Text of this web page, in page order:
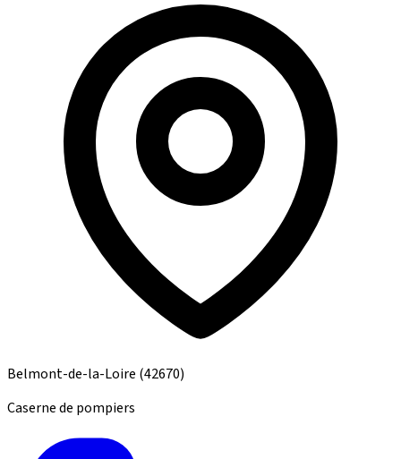
Belmont-de-la-Loire (42670)
Caserne de pompiers